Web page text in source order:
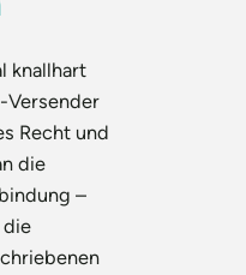
knallhart
Versender
Recht und
die
–
die